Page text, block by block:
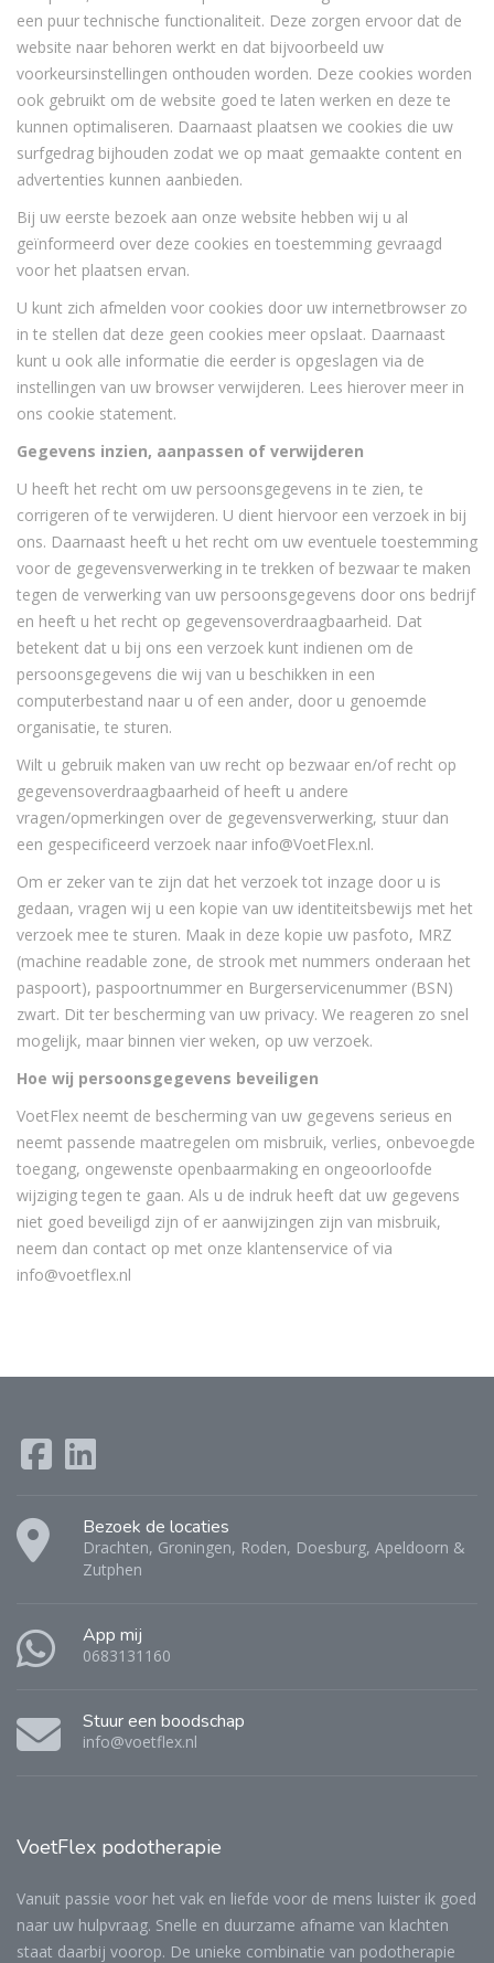
een puur technische functionaliteit. Deze zorgen ervoor dat de
website naar behoren werkt en dat bijvoorbeeld uw
voorkeursinstellingen onthouden worden. Deze cookies worden
ook gebruikt om de website goed te laten werken en deze te
kunnen optimaliseren. Daarnaast plaatsen we cookies die uw
surfgedrag bijhouden zodat we op maat gemaakte content en
advertenties kunnen aanbieden.
Bij uw eerste bezoek aan onze website hebben wij u al
geïnformeerd over deze cookies en toestemming gevraagd
voor het plaatsen ervan.
U kunt zich afmelden voor cookies door uw internetbrowser zo
in te stellen dat deze geen cookies meer opslaat. Daarnaast
kunt u ook alle informatie die eerder is opgeslagen via de
instellingen van uw browser verwijderen. Lees hierover meer in
ons cookie statement.
Gegevens inzien, aanpassen of verwijderen
U heeft het recht om uw persoonsgegevens in te zien, te
corrigeren of te verwijderen. U dient hiervoor een verzoek in bij
ons. Daarnaast heeft u het recht om uw eventuele toestemming
voor de gegevensverwerking in te trekken of bezwaar te maken
tegen de verwerking van uw persoonsgegevens door ons bedrijf
en heeft u het recht op gegevensoverdraagbaarheid. Dat
betekent dat u bij ons een verzoek kunt indienen om de
persoonsgegevens die wij van u beschikken in een
computerbestand naar u of een ander, door u genoemde
organisatie, te sturen.
Wilt u gebruik maken van uw recht op bezwaar en/of recht op
gegevensoverdraagbaarheid of heeft u andere
vragen/opmerkingen over de gegevensverwerking, stuur dan
een gespecificeerd verzoek naar info@VoetFlex.nl.
Om er zeker van te zijn dat het verzoek tot inzage door u is
gedaan, vragen wij u een kopie van uw identiteitsbewijs met het
verzoek mee te sturen. Maak in deze kopie uw pasfoto, MRZ
(machine readable zone, de strook met nummers onderaan het
paspoort), paspoortnummer en Burgerservicenummer (BSN)
zwart. Dit ter bescherming van uw privacy. We reageren zo snel
mogelijk, maar binnen vier weken, op uw verzoek.
Hoe wij persoonsgegevens beveiligen
VoetFlex neemt de bescherming van uw gegevens serieus en
neemt passende maatregelen om misbruik, verlies, onbevoegde
toegang, ongewenste openbaarmaking en ongeoorloofde
wijziging tegen te gaan. Als u de indruk heeft dat uw gegevens
niet goed beveiligd zijn of er aanwijzingen zijn van misbruik,
neem dan contact op met onze klantenservice of via
info@voetflex.nl
Bezoek de locaties
Drachten, Groningen, Roden, Doesburg, Apeldoorn &
Zutphen
App mij
0683131160
Stuur een boodschap
info@voetflex.nl
VoetFlex podotherapie
Vanuit passie voor het vak en liefde voor de mens luister ik goed
naar uw hulpvraag. Snelle en duurzame afname van klachten
staat daarbij voorop. De unieke combinatie van podotherapie